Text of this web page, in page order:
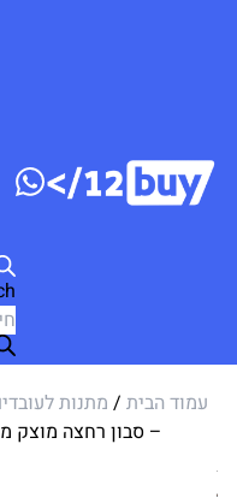
עמוד הבית / מתנות
– סבון רחצה מוצק